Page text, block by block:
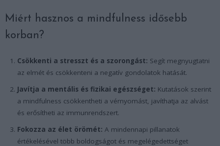
Miért hasznos a mindfulness idősebb
korban?
Csökkenti a stresszt és a szorongást: Segít megnyugtatni
az elmét és csökkenteni a negatív gondolatok hatását.
Javítja a mentális és fizikai egészséget: Kutatások szerint
a mindfulness csökkentheti a vérnyomást, javíthatja az alvást
és erősítheti az immunrendszert.
Fokozza az élet örömét: A mindennapi pillanatok
értékelésével több boldogságot és megelégedettséget